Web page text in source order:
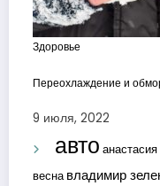
Здоровье
Переохлаждение и
9 июля, 2022
авто
весна владимир